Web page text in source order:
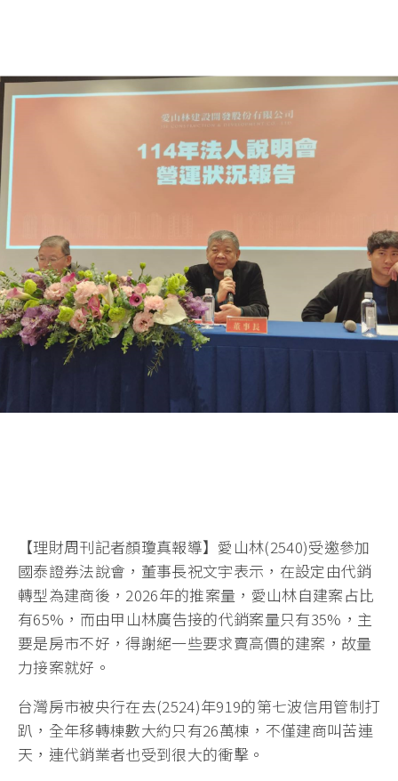
【理財周刊記者顏瓊真報導】愛山林(2540)受邀參加
國泰證券法說會，董事長祝文宇表示，在設定由代銷
轉型為建商後，2026年的推案量，愛山林自建案占比
有65%，而由甲山林廣告接的代銷案量只有35%，主
要是房市不好，得謝絕一些要求賣高價的建案，故量
力接案就好。
台灣房市被央行在去(2524)年919的第七波信用管制打
趴，全年移轉棟數大約只有26萬棟，不僅建商叫苦連
天，連代銷業者也受到很大的衝擊。